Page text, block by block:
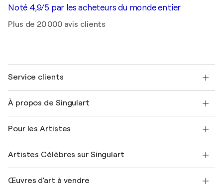
Noté 4,9/5 par les acheteurs du monde entier
Plus de 20 000 avis clients
Service clients
Expédition
Offrir une carte cadeau
Rejoignez notre programme commercial
Mon compte
+33 1 76 44 06 42
À propos de Singulart
FAQ
Magazine Singulart
Emplois
Découvrez une sélection d'art original
Pour les Artistes
Se connecter en tant qu'Artiste
Artistes Célèbres sur Singulart
Marc Chagall
Œuvres d'art à vendre